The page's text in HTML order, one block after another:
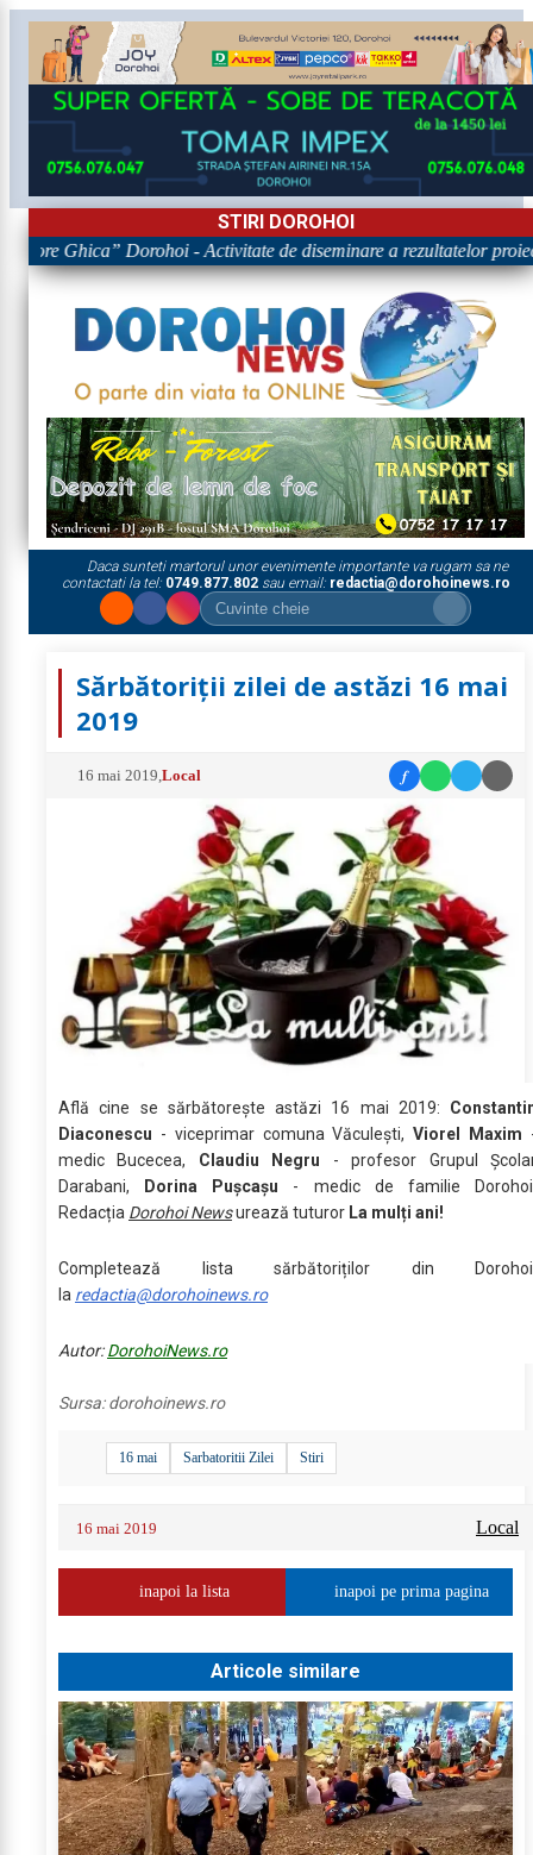
STIRI DOROHOI
Ghica” Dorohoi - Activitate de diseminare a rezultatelor
Daca sunteti martorul unor evenimente importante va rugam sa ne
contactati la tel: 0749.877.802sau email: redactia@dorohoinews.ro
Sărbătoriții zilei de astăzi 16 mai
2019
16 mai 2019 ,Local f
Află cine se sărbătoreşte astăzi 16 mai 2019:
Diaconescu - viceprimar comuna Văculești,Viorel Maxim
medic Bucecea, Claudiu Negru - profesor Grupul
Darabani,
Dorina Pușcașu - medic de familie
Redacția Dorohoi Newsurează tuturor La mulți ani!
Completează lista sărbătoriților din
la redactia@dorohoinews.ro
Autor:DorohoiNews.ro
Sursa:dorohoinews.ro
16 mai Sarbatoritii Zilei Stiri
16 mai 2019 Local
inapoi la lista inapoi pe prima pagina
Articole similare